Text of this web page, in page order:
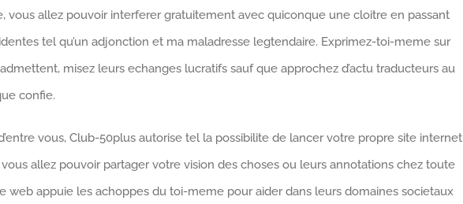
vous allez pouvoir interferer gratuitement avec quiconque une cloitre en passant
tel qu’un adjonction et ma maladresse legtendaire. Exprimez-toi-meme sur
misez leurs echanges lucratifs sauf que approchez d’actu traducteurs au
confie.
vous, Club-50plus autorise tel la possibilite de lancer votre propre site internet
allez pouvoir partager votre vision des choses ou leurs annotations chez toute
web appuie les achoppes du toi-meme pour aider dans leurs domaines societaux